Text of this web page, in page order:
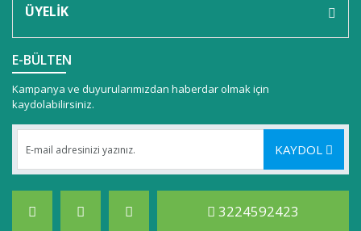
ÜYELİK
E-BÜLTEN
Kampanya ve duyurularımızdan haberdar olmak için
kaydolabilirsiniz.
KAYDOL
3224592423